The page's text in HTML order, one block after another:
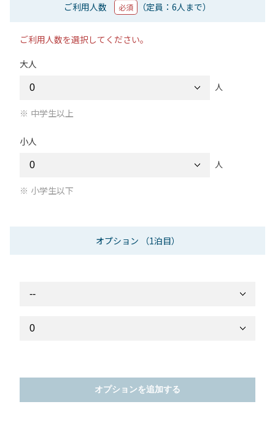
ご利用人数 必須 （定員：6人まで）
ご利用人数を選択してください。
大人
人
中学生以上
小人
人
小学生以下
オプション （1泊目）
オプションを追加する